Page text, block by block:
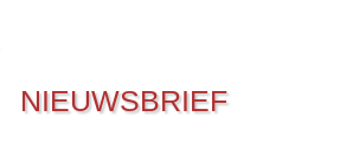
NIEUWSBRIEF